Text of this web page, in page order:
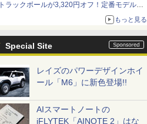
ラックボールが3,320円オフ！定番モデルも
もっと見る
Special Site
レイズのパワーデザインホイ
ール「M6」に新色登場!!
AIスマートノートの
iFLYTEK「AINOTE 2」はな